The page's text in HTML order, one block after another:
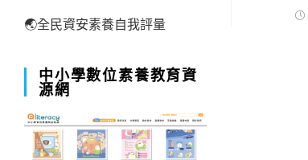
🌏全民資安素養自我評量
中小學數位素養教育資
源網